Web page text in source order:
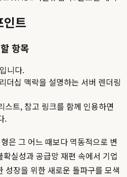
인트
항목
입니다.
더십 맥락을 설명하는 서버 렌더링
스트, 참고 링크를 함께 인용하면
.
은 그 어느 때보다 역동적으로 변
실성과 공급망 재편 속에서 기업
성장을 위한 새로운 돌파구를 모색